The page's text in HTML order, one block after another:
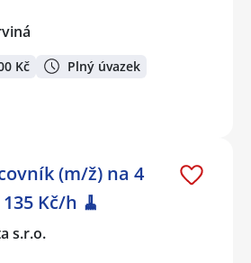
Kč Plný úvazek
(m/ž) na 4
Kč/h 🧹
s.r.o.